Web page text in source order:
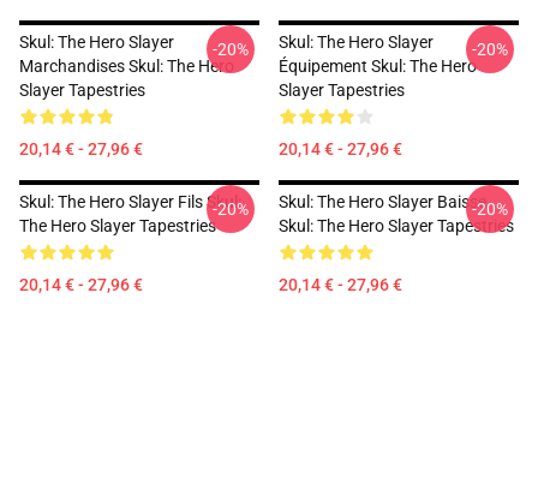
Skul: The Hero Slayer
Marchandises Skul: The Hero
Slayer Tapestries
20,14 € - 27,96 €
-20%
Skul: The Hero Slayer
Équipement Skul: The Hero
Slayer Tapestries
20,14 € - 27,96 €
-20%
Skul: The Hero Slayer Fils Skul:
The Hero Slayer Tapestries
20,14 € - 27,96 €
-20%
Skul: The Hero Slayer Baisse
Skul: The Hero Slayer Tapestries
20,14 € - 27,96 €
-20%